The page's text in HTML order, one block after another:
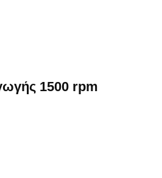
1500 rpm